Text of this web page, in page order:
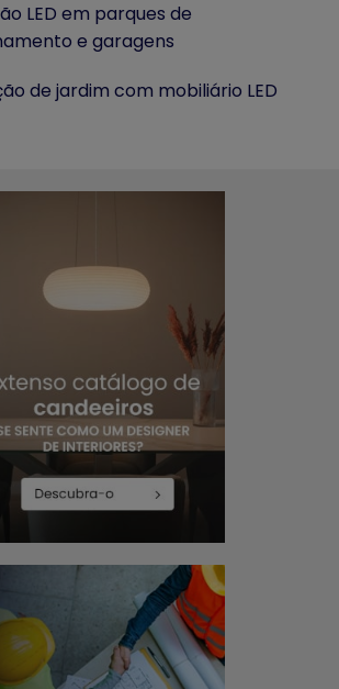
LED em parques de
e garagens
de jardim com mobiliário LED